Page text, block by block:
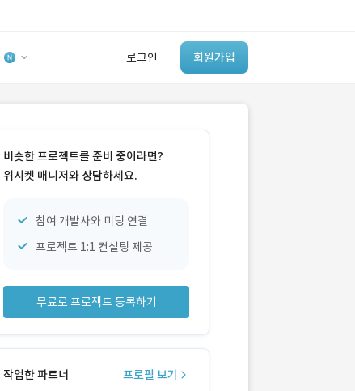
로그인 회원가입
‘이런 거’ 만들어본
개발 회사 있어?
비슷한 프로젝트를 준비 중이라면?
위시켓 매니저와 상담하세요.
참여 개발사와 미팅 연결
프로젝트 1:1 컨설팅 제공
무료로 프로젝트 등록하기
작업한 파트너 프로필 보기